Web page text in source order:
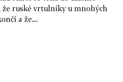
že ruské vrtulníky u mnohých
a že...